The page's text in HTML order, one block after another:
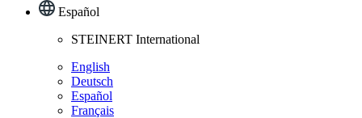
Español
STEINERT International
English
Deutsch
Español
Français